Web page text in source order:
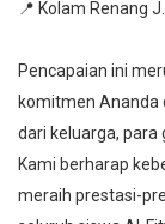
📍 Kolam Renang
Pencapaian ini
komitmen Ananda
dari keluarga, para
Kami berharap
meraih prestasi-